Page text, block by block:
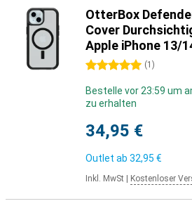
OtterBox
Cover
Apple iPhone 13/
5 Sterne (1 )
Bestelle vor 23:59 um
zu erhalten
34,95 €
Outlet ab 32,95 €
Inkl. MwSt Kostenloser